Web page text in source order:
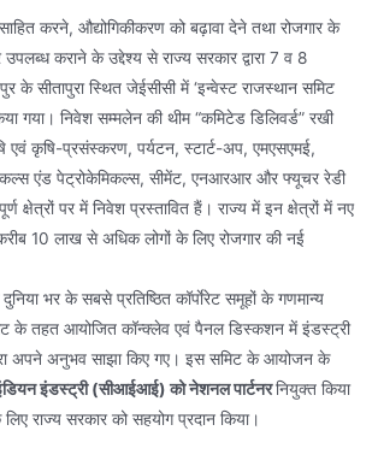
करने, औद्योगिकीकरण को बढ़ावा देने तथा रोजगार के
कराने के उद्देश्य से राज्य सरकार द्वारा 7 व 8
सीतापुरा स्थित जेईसीसी में ‘इन्वेस्ट राजस्थान समिट
गया। निवेश सम्मलेन की थीम “कमिटेड डिलिवर्ड” रखी
कृषि-प्रसंस्करण, पर्यटन, स्टार्ट-अप, एमएसएमई,
एंड पेट्रोकेमिकल्स, सीमेंट, एनआरआर और फ्यूचर रेडी
क्षेत्रों पर में निवेश प्रस्तावित हैं। राज्य में इन क्षेत्रों में नए
10 लाख से अधिक लोगों के लिए रोजगार की नई
भर के सबसे प्रतिष्ठित कॉर्पाेरेट समूहों के गणमान्य
के तहत आयोजित कॉन्क्लेव एवं पैनल डिस्कशन में इंडस्ट्री
अपने अनुभव साझा किए गए। इस समिट के आयोजन के
इंडस्ट्री (सीआईआई) को नेशनल पार्टनरनियुक्त किया
राज्य सरकार को सहयोग प्रदान किया।